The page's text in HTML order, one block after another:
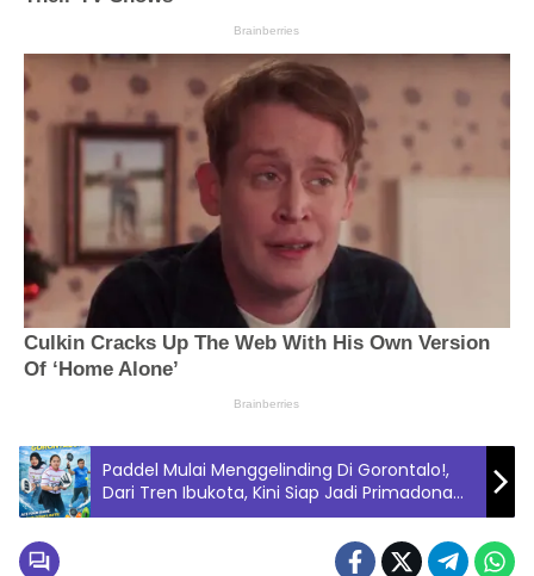
Paddel Mulai Menggelinding Di Gorontalo!,
Dari Tren Ibukota, Kini Siap Jadi Primadona
Baru di Bumi Serambi Madinah